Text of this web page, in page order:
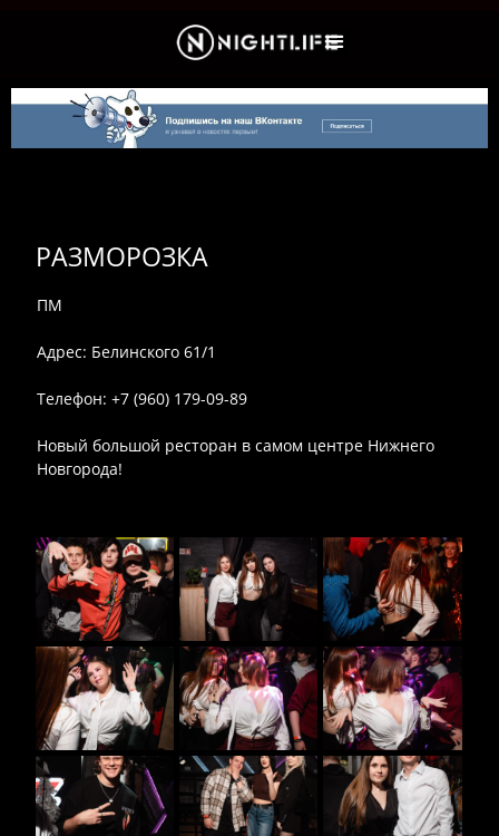
РАЗМОРОЗКА
ПМ
Адрес: Белинского 61/1
Телефон: +7 (960) 179-09-89
Новый большой ресторан в самом центре Нижнего
Новгорода!